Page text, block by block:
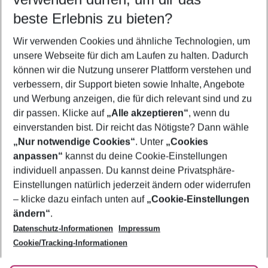
5-8 Nächte
2 Erwachsene Keine Kinder
Mehr Filter anzeigen
Footer
Footer navigation
Über uns
AGB
Bestpreisgarantie
Cookie-Einstellungen ändern
Cookie-Richtlinie
Agenturbetreuung
Barrierefreies Reisen
Folge uns
beste Erlebnis zu bieten?
Wir verwenden Cookies und ähnliche Technologien, um
unsere Webseite für dich am Laufen zu halten. Dadurch
können wir die Nutzung unserer Plattform verstehen und
verbessern, dir Support bieten sowie Inhalte, Angebote
und Werbung anzeigen, die für dich relevant sind und zu
dir passen. Klicke auf „Alle akzeptieren“, wenn du
einverstanden bist. Dir reicht das Nötigste? Dann wähle
„Nur notwendige Cookies“. Unter „Cookies
anpassen“ kannst du deine Cookie-Einstellungen
individuell anpassen. Du kannst deine Privatsphäre-
Einstellungen natürlich jederzeit ändern oder widerrufen
– klicke dazu einfach unten auf „Cookie-Einstellungen
ändern“.
Datenschutz-Informationen
Impressum
Cookie/Tracking-Informationen